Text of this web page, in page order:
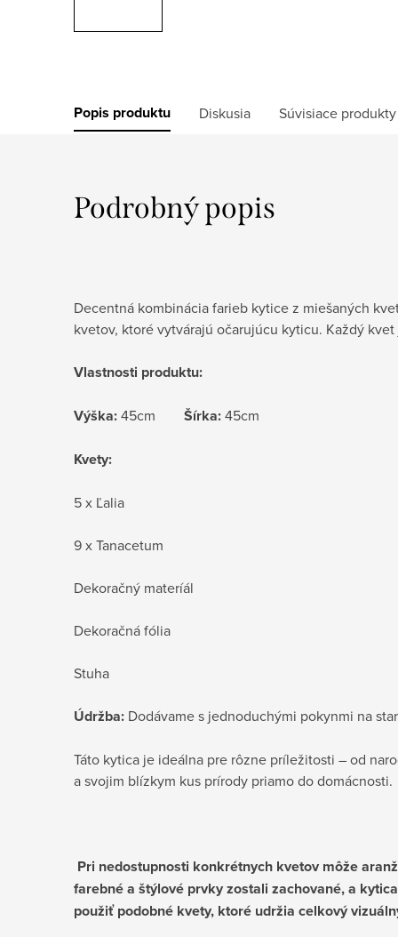
Popis produktu Diskusia Súvisiace produkty
Podrobný popis
Decentná kombinácia farieb kytice z miešaných
kvetov, ktoré vytvárajú očarujúcu kyticu. Každý
Vlastnosti produktu:
Výška:45cm Šírka:45cm
Kvety:
5 x Ľalia
9 x Tanacetum
Dekoračný materíál
Dekoračná fólia
Stuha
Údržba: Dodávame s jednoduchými pokynmi na
Táto kytica je ideálna pre rôzne príležitosti – od
a svojim blízkym kus prírody priamo do domácnosti.
Pri nedostupnosti konkrétnych kvetov môže
farebné a štýlové prvky zostali zachované, a
použiť podobné kvety, ktoré udržia celkový